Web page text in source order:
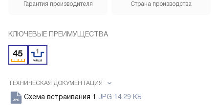
Гарантия производителя Страна производства
КЛЮЧЕВЫЕ ПРЕИМУЩЕСТВА
ТЕХНИЧЕСКАЯ ДОКУМЕНТАЦИЯ
Схема встраивания 1 JPG 14.29 КБ